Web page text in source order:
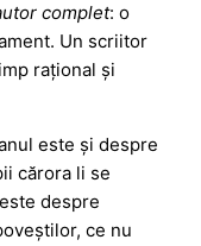
complet: o
Un scriitor
rațional și
este și despre
cărora li se
despre
ce nu